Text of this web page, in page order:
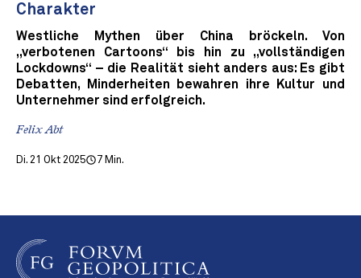
Charakter
Westliche Mythen über China bröckeln. Von
„verbotenen Cartoons“ bis hin zu „vollständigen
Lockdowns“ – die Realität sieht anders aus: Es gibt
Debatten, Minderheiten bewahren ihre Kultur und
Unternehmer sind erfolgreich.
Felix Abt
Di. 21 Okt 2025 7 Min.